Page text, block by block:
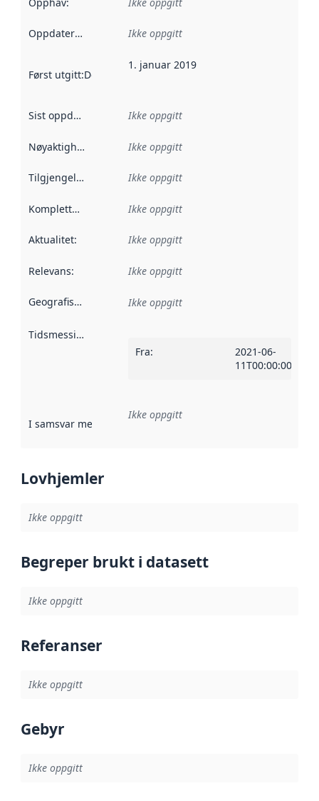
Oppdateringsfrekvens :
Ikke oppgitt
Først utgitt:Denne datoen sier når dataene i dette
1. januar 2019
Sist oppdatert Ikke oppgitt
Nøyaktighet Ikke oppgitt
Tilgjengelighet Ikke oppgitt
Kompletthet Ikke oppgitt
Aktualitet: Ikke oppgitt
Relevans: Ikke oppgitt
Geografisk avgrensning :
Ikke oppgitt
Tidsmessig avgrensning
Fra:
2021-06-
11T00:00:00Z
I samsvar med Referanse til en implementasjonsregel
Ikke oppgitt
Lovhjemler
Ikke oppgitt
Begreper brukt i datasett
Ikke oppgitt
Referanser
Ikke oppgitt
Gebyr
Ikke oppgitt